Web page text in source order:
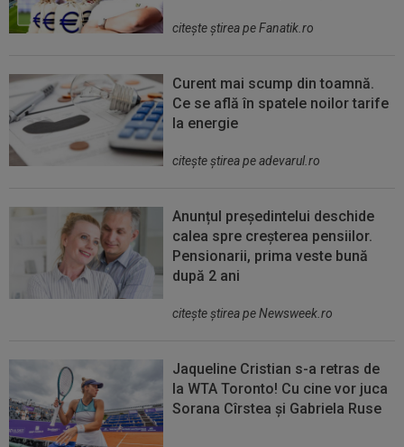
citeşte ştirea pe Fanatik.ro
Curent mai scump din toamnă.
Ce se află în spatele noilor tarife
la energie
citeşte ştirea pe adevarul.ro
Anunțul președintelui deschide
calea spre creșterea pensiilor.
Pensionarii, prima veste bună
după 2 ani
citeşte ştirea pe Newsweek.ro
Jaqueline Cristian s-a retras de
la WTA Toronto! Cu cine vor juca
Sorana Cîrstea și Gabriela Ruse